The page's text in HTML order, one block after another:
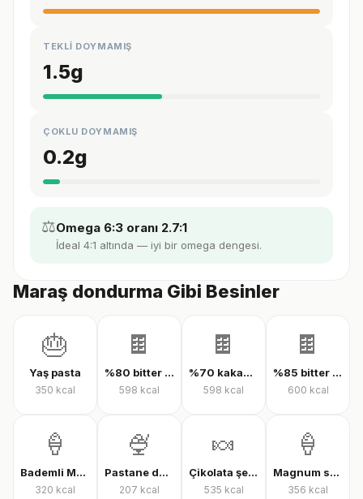
TEKLİ DOYMAMIŞ
1.5g
ÇOKLU DOYMAMIŞ
0.2g
⚖️Omega 6:3 oranı 2.7:1
İdeal 4:1 altında — iyi bir omega dengesi.
Maraş dondurma Gibi Besinler
🎂
Yaş pasta
350 kcal
🍫
%80 bitter çikolata
598 kcal
🍫
%70 kakaolu bitter çikolata
598 kcal
🍫
%85 bitter çikolata
600 kcal
🍦
Bademli Magnum dondurma
320 kcal
🍨
Pastane dondurması
207 kcal
🍬
Çikolata şekeri
535 kcal
🍦
Magnum sandviç bademli dondurma
356 kcal